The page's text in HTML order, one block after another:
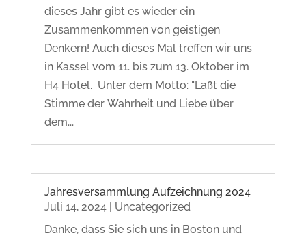
dieses Jahr gibt es wieder ein
Zusammenkommen von geistigen
Denkern! Auch dieses Mal treffen wir uns
in Kassel vom 11. bis zum 13. Oktober im
H4 Hotel. Unter dem Motto: "Laßt die
Stimme der Wahrheit und Liebe über
dem...
Jahresversammlung Aufzeichnung 2024
Juli 14, 2024| Uncategorized
Danke, dass Sie sich uns in Boston und